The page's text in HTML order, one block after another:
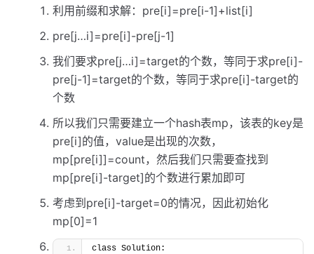
利用前缀和求解：pre[i]=pre[i-1]+list[i]
pre[j…i]=pre[i]-pre[j-1]
我们要求pre[j…i]=target的个数，等同于求pre[i]-
pre[j-1]=target的个数，等同于求pre[i]-target的
个数
所以我们只需要建立一个hash表mp，该表的key是
pre[i]的值，value是出现的次数，
mp[pre[i]]=count，然后我们只需要查找到
mp[pre[i]-target]的个数进行累加即可
考虑到pre[i]-target=0的情况，因此初始化
mp[0]=1
class Solution: